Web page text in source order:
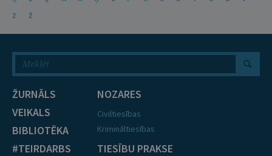
Z
Ž
ŽURNĀLS
VEIKALS
BIBLIOTĒKA
#TEIRDARBS
NOZARES
Civiltiesības
Krimināltiesības
TIESĪBU PRAKSE